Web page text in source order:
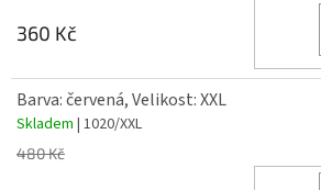
360 Kč
Barva: červená, Velikost: XXL
Skladem | 1020/XXL
480 Kč